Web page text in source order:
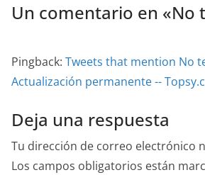
Un comentario en «No
Pingback: Tweets that mention No
Actualización permanente --
Deja una respuesta
Tu dirección de correo electrónico
Los campos obligatorios están